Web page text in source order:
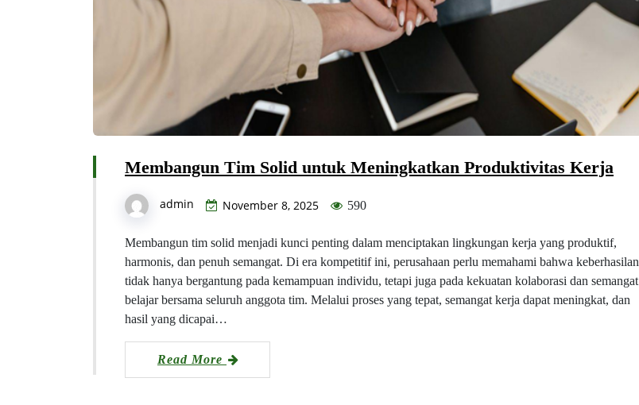
Membangun Tim Solid untuk Meningkatkan Produktivitas Kerja
admin November 8, 2025 590
Membangun tim solid menjadi kunci penting dalam menciptakan lingkungan kerja yang produktif,
harmonis, dan penuh semangat. Di era kompetitif ini, perusahaan perlu memahami bahwa keberhasilan
tidak hanya bergantung pada kemampuan individu, tetapi juga pada kekuatan kolaborasi dan semangat
belajar bersama seluruh anggota tim. Melalui proses yang tepat, semangat kerja dapat meningkat, dan
hasil yang dicapai…
Read More